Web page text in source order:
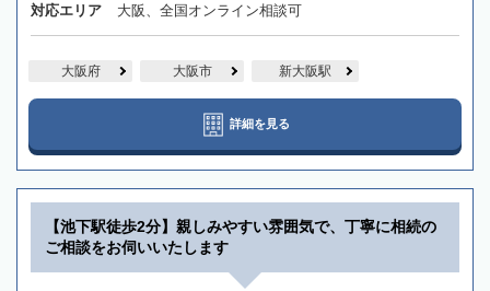
対応エリア 大阪、全国オンライン相談可
大阪府 大阪市 新大阪駅
詳細を見る
【池下駅徒歩2分】親しみやすい雰囲気で、丁寧に相続の
ご相談をお伺いいたします